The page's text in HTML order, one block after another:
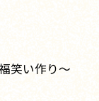
笑い作り～